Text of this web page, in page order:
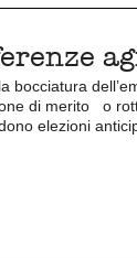
bocciatura
di merito o
elezioni